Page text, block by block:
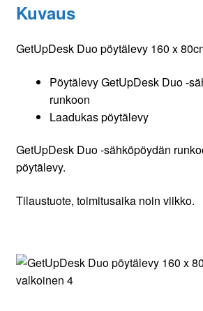
Kuvaus
GetUpDesk Duo pöytälevy 160 x
Pöytälevy GetUpDesk Duo -
runkoon
Laadukas pöytälevy
GetUpDesk Duo -sähköpöydän
pöytälevy.
Tilaustuote, toimitusaika noin viikko.